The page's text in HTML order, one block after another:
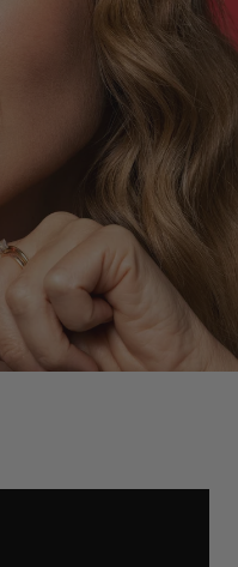
agisce a 360° sulle
e un colore pieno già
stratificato per